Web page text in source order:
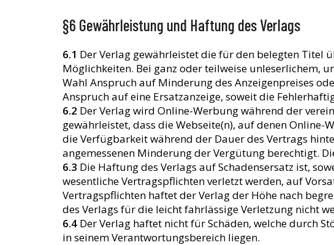
§6 Gewährleistung und Haftung des Verlags
6.1 Der Verlag gewährleistet die für den belegten Titel
Möglichkeiten. Bei ganz oder teilweise unleserlichem,
Wahl Anspruch auf Minderung des Anzeigenpreises
Anspruch auf eine Ersatzanzeige, soweit die
6.2 Der Verlag wird Online-Werbung während der
gewährleistet, dass die Webseite(n), auf denen
die Verfügbarkeit während der Dauer des Vertrags
angemessenen Minderung der Vergütung berechtigt.
6.3 Die Haftung des Verlags auf Schadensersatz ist,
wesentliche Vertragspflichten verletzt werden, auf
Vertragspflichten haftet der Verlag der Höhe nach
des Verlags für die leicht fahrlässige Verletzung nicht
6.4 Der Verlag haftet nicht für Schäden, welche durch
in seinem Verantwortungsbereich liegen.